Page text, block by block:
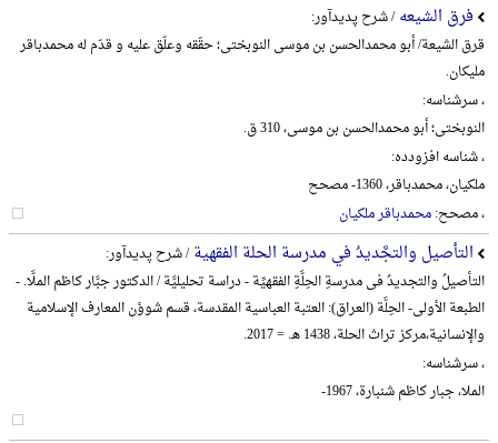
فرق الشیعه/ شرح پدیدآور:
قرق الشیعة/ أبو محمدالحسن بن موسی النوبختی؛ حقّقه وعلّق علیه و قدّم له محمدباقر
ملیکان.
، سرشناسه:
النوبختی؛ أبو محمدالحسن بن موسی، 310 ق.
، شناسه افزودده:
ملکیان، محمدباقر، 1360- مصحح
، مصحح:محمدباقر ملکیان
التأصیل والتجَّدیدُ في مدرسة الحلة الفقهیة/ شرح پدیدآور:
التأصیلُ والتجدیدُ فی مدرسةِ الحِلَّةِ الفقهیِّة - دراسة تحلیلیَّة / الدکتور جبَّار کاظم الملَّا. -
الطبعة الأولی- الحِلَّة (العراق): العتبة العباسیة المقدسة، قسم شوؤن المعارف الإسلامیة
والإنسانیة،‌مرکز تراث الحلة، 1438 هـ. = 2017.
، سرشناسه:
الملا، جبار کاظم شنبارة، 1967-